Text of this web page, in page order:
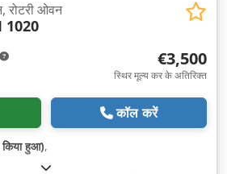
रोटरी ओवन
1020
€3,500
स्थिर मूल्य कर के अतिरिक्त
कॉल करें
किया हुआ),